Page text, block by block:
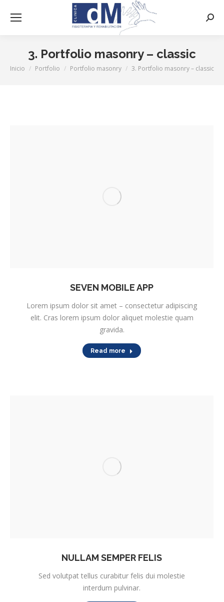
3. Portfolio masonry – classic
Estás aquí:
Inicio Portfolio Portfolio masonry 3. Portfolio masonry – classic
SEVEN MOBILE APP
Lorem ipsum dolor sit amet – consectetur adipiscing
elit. Cras lorem ipsum dolor aliquet molestie quam
gravida.
Read more
NULLAM SEMPER FELIS
Sed volutpat tellus curabitur felis dui molestie
interdum pulvinar.